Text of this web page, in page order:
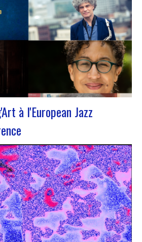
de soutien nationaux ou régionaux.
l’évènement s’est installé à Marseille
à l'European Jazz
septembre, nous participerons à
Jazz Conference à Marseille. Cette
sera focalisée sur le thème
». Au programme, showcases,
et échanges. Accompagnée de Jan
(EJN honorary member, NO) et de
(Music Meeting, NL), Judyth…